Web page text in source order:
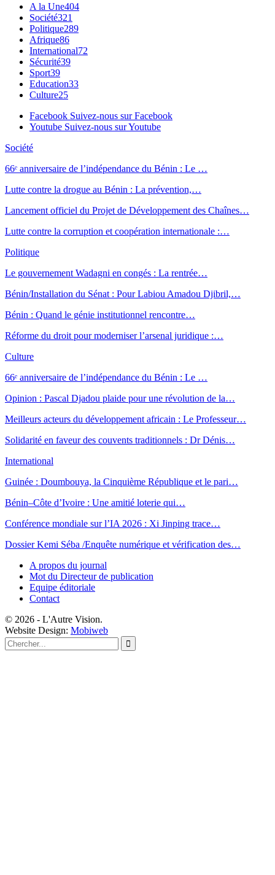
A la Une404
Société321
Politique289
Afrique86
International72
Sécurité39
Sport39
Education33
Culture25
Facebook Suivez-nous sur Facebook
Youtube Suivez-nous sur Youtube
Société
66ᵉ anniversaire de l’indépendance du Bénin : Le …
Lutte contre la drogue au Bénin : La prévention,…
Lancement officiel du Projet de Développement des Chaînes…
Lutte contre la corruption et coopération internationale :…
Politique
Le gouvernement Wadagni en congés : La rentrée…
Bénin/Installation du Sénat : Pour Labiou Amadou Djibril,…
Bénin : Quand le génie institutionnel rencontre…
Réforme du droit pour moderniser l’arsenal juridique :…
Culture
66ᵉ anniversaire de l’indépendance du Bénin : Le …
Opinion : Pascal Djadou plaide pour une révolution de la…
Meilleurs acteurs du développement africain : Le Professeur…
Solidarité en faveur des couvents traditionnels : Dr Dénis…
International
Guinée : Doumbouya, la Cinquième République et le pari…
Bénin–Côte d’Ivoire : Une amitié loterie qui…
Conférence mondiale sur l’IA 2026 : Xi Jinping trace…
Dossier Kemi Séba /Enquête numérique et vérification des…
A propos du journal
Mot du Directeur de publication
Equipe éditoriale
Contact
© 2026 - L'Autre Vision.
Website Design: Mobiweb